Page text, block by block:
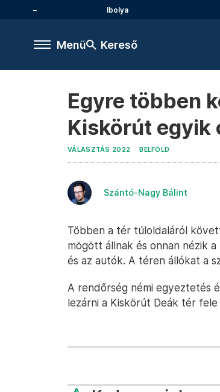
Ibolya
Menü Kereső
Egyre többen
Kiskörút egyik
VÁLASZTÁS 2022 BELFÖLD
Szántó-Nagy Bálint
Többen a tér túloldaláról
mögött állnak és onnan nézik
és az autók. A téren állókat a
A rendőrség némi egyeztetés
lezárni a Kiskörút Deák tér